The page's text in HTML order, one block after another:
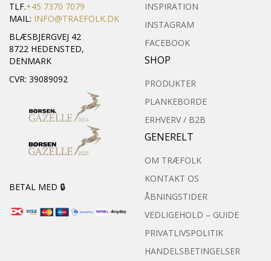
TLF.+45 7370 7079
MAIL: INFO@TRAEFOLK.DK
BLÆSBJERGVEJ 42
8722 HEDENSTED,
DENMARK
CVR: 39089092
BETAL MED 🔒
INSPIRATION
INSTAGRAM
FACEBOOK
SHOP
PRODUKTER
PLANKEBORDE
ERHVERV / B2B
GENERELT
OM TRÆFOLK
KONTAKT OS
ÅBNINGSTIDER
VEDLIGEHOLD – GUIDE
PRIVATLIVSPOLITIK
HANDELSBETINGELSER